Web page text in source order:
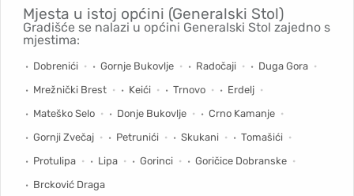
Mjesta u istoj općini (Generalski Stol)
Gradišće se nalazi u općini Generalski Stol zajedno s
mjestima:
Dobrenići Gornje Bukovlje Radočaji
Duga Gora
Mrežnički Brest
Keići Trnovo
Erdelj
Mateško Selo
Donje Bukovlje
Crno Kamanje
Gornji Zvečaj
Petrunići Skukani
Tomašići
Protulipa
Lipa Gorinci
Goričice Dobranske
Brcković Draga